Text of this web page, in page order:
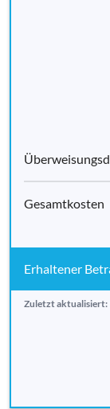
Zuletzt aktualisiert: